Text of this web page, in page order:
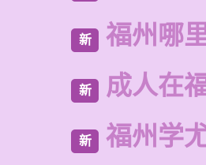
新 福州哪
新 成人在
新 福州学